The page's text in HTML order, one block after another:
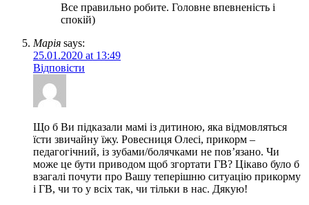
Все правильно робите. Головне впевненість і
спокій)
Марія says:
25.01.2020 at 13:49
Відповісти
Що б Ви підказали мамі із дитиною, яка відмовляться
їсти звичайну їжу. Ровесниця Олесі, прикорм –
педагогічний, із зубами/болячками не пов’язано. Чи
може це бути приводом щоб згортати ГВ? Цікаво було б
взагалі почути про Вашу теперішню ситуацію прикорму
і ГВ, чи то у всіх так, чи тільки в нас. Дякую!